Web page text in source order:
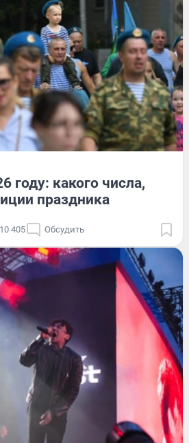
году: какого числа,
праздника
10 405 Обсудить